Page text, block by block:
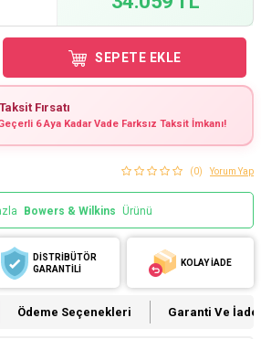
SEPETE EKLE
Fırsatı
6 Aya Kadar Vade Farksız Taksit İmkanı!
(0) Yorum Yap
Bowers & Wilkins Ürünü
DİSTRİBÜTÖR
GARANTİLİ
KOLAY İADE
Ödeme Seçenekleri Garanti Ve İade